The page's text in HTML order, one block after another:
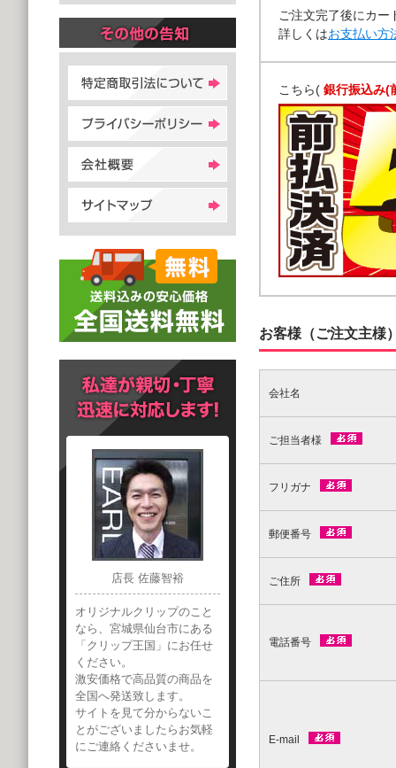
ご注文完了後にカー
詳しくはお支払い方
こちら( 銀行振込み(
お客様（ご注文主様
会社名
ご担当者様
フリガナ
郵便番号
ご住所
電話番号
E-mail
店長 佐藤智裕
オリジナルクリップのこと
なら、宮城県仙台市にある
「クリップ王国」にお任せ
ください。
激安価格で高品質の商品を
全国へ発送致します。
サイトを見て分からないこ
とがございましたらお気軽
にご連絡くださいませ。